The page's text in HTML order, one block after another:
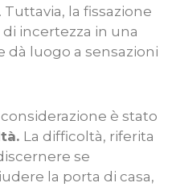
la fissazione
incertezza in una
luogo a sensazioni
è stato
La difficoltà, riferita
se
la porta di casa,